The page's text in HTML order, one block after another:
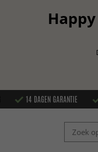
14 DAGEN GARANTIE